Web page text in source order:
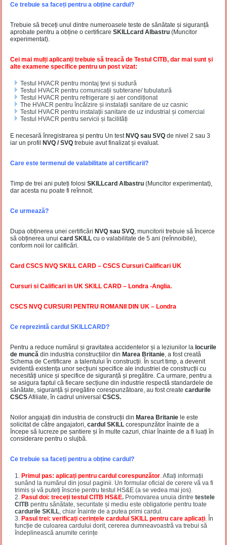
Ce trebuie sa faceți pentru a obține cardul?
Trebuie să treceți unul dintre numeroasele teste de sănătate și siguranță
aprobate pentru a obține o certificareSKILLcard Albastru (Muncitor
experimentat).
Cei mai mulți aplicanți trebuie să treacă de Testul CITB, dar mai sunt și
alte examene specifice pentru un post vizat:
Testul HVACR pentru montaj țevi și sudură
Testul HVACR pentru comunicații subterane/ tubulatură
Testul HVACR pentru refrigerare și aer condiționat
The HVACR pentru încălzire și instalații sanitare de uz casnic
Testul HVACR pentru instalații sanitare de uz industrial și comercial
Testul HVACR pentru servicii și facilități
E necesară înregistrarea și pentru Un testNVQ sau SVQ de nivel 2 sau 3
iar un profilNVQ / SVQ trebuie avut finalizat și evaluat.
Care este termenul de valabilitate al certificarii?
Timp de trei ani puteți folosiSKILLcard Albastru (Muncitor experimentat),
dar acesta nu poate fi reînnoit.
Ce urmează?
Dupa obținerea unei certificăriNVQ sau SVQ , muncitorii trebuie să încerce
să obținerea unuicard SKILL cu o valabilitate de 5 ani (reînnoibile),
conform noii lor calificări.
Card CSCS NVQ SKILL CARD – CSCS Cursuri Calificari UK
Cursuri si Calificari in UK SKILL CARD – Londra -Anglia.
CSCS NVQ CURSURI PENTRU ROMANII DIN UK – Londra
Ce reprezintă cardul SKILLCARD?
Pentru a reduce numărul și gravitatea accidentelor și a leziunilor lalocurile
de muncă din industria construcțiilor dinMarea Britanie , a fost creată
Schema de Certificare a talentului în construcții. În scurt timp, a devenit
evidentă existența unor secțiuni specifice ale industriei de construcții cu
necesități unice și specifice de siguranță și pregătire. Ca urmare, pentru a
se asigura faptul că fiecare secțiune din industrie respectă standardele de
sănătate, siguranță și pregătire corespunzătoare, au fost createcardurile
CSCSAfiliate, în cadrul universal CSCS.
Noilor angajați din industria de construcții dinMarea Britanie le este
solicitat de către angajatori,cardul SKILL corespunzător înainte de a
începe să lucreze pe șantiere și în multe cazuri, chiar înainte de a fi luați în
considerare pentru o slujbă.
Ce trebuie sa faceți pentru a obține cardul?
Primul pas: aplicați pentru cardul corespunzător Aflați informații
sunând la numărul din josul paginii. Un formular oficial de cerere vă va fi
trimis și vă puteți înscrie pentru testul HS&E (a se vedea mai jos).
Pasul doi: treceți testul CITB HS&E. Promovarea unuia dintretestele
CITB pentru sănătate, securitate și mediu este obligatorie pentru toate
cardurile SKILL , chiar înainte de a putea primi cardul.
Pasul trei: verificați cerințele cardului SKILL pentru care aplicați În
funcție de culoarea cardului dorit, cererea dumneavoastră va trebui să
îndeplinească anumite cerințe